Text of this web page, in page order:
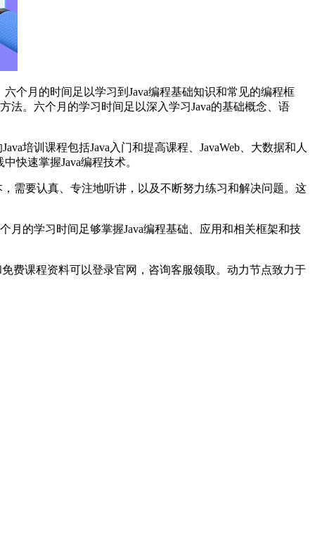
个月的时间足以学习到Java编程基础知识和常见的编程框
法。六个月的学习时间足以深入学习Java的基础概念、语
培训课程包括Java入门和提高课程、JavaWeb、大数据和人
快速掌握Java编程技术。
需要认真、专注地听讲，以及不断努力练习和解决问题。这
月的学习时间足够掌握Java编程基础、应用和相关框架和技
费课程资料可以登录官网，咨询客服领取。动力节点致力于